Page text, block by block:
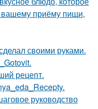
вашему приёму пищи,
своими руками.
рецепт.
руководство